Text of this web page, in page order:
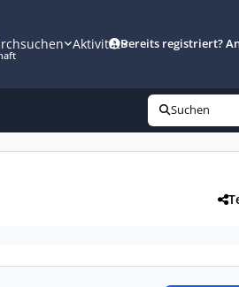
AktivitätBereits registriert?
Suchen